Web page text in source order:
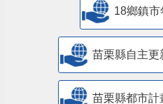
18鄉鎮
苗栗縣自主更
苗栗縣都市計